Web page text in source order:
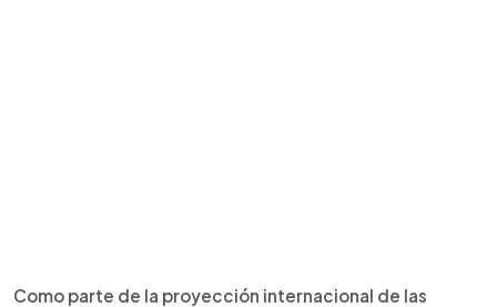
Como parte de la proyección internacional de las